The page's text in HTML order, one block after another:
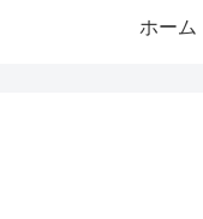
ホーム